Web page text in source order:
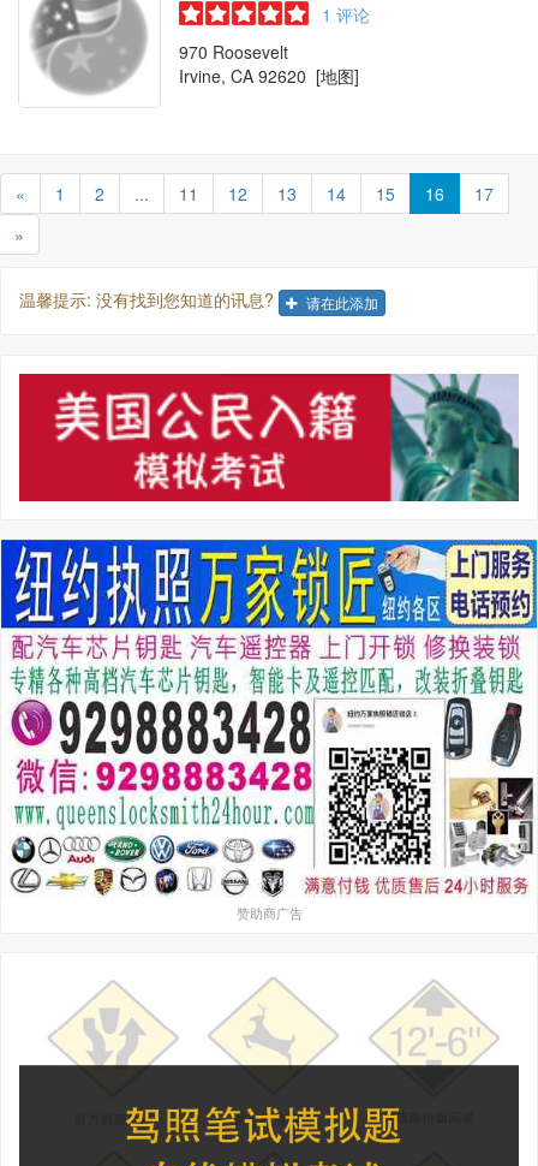
1 评论
970 Roosevelt
Irvine, CA 92620 [地图]
« 1 2 ... 11 12 13 14 15 16
17
»
温馨提示: 没有找到您知道的讯息? 请在此添加
赞助商广告